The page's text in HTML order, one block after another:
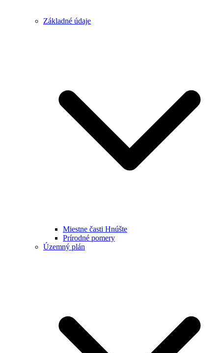
Základné údaje
Miestne časti Hnúšte
Prírodné pomery
Územný plán